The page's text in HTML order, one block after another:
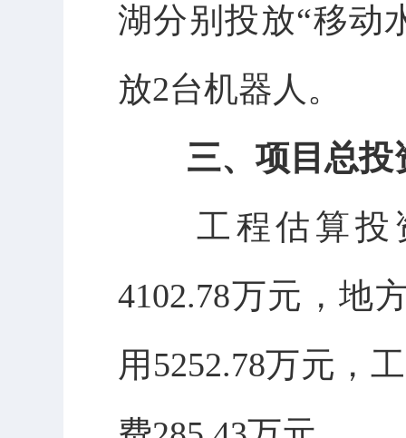
湖分别投放“移动
放2台机器人。
三、 项目总投
工程估算投
4102.78万元，地
用 5252.78万元，